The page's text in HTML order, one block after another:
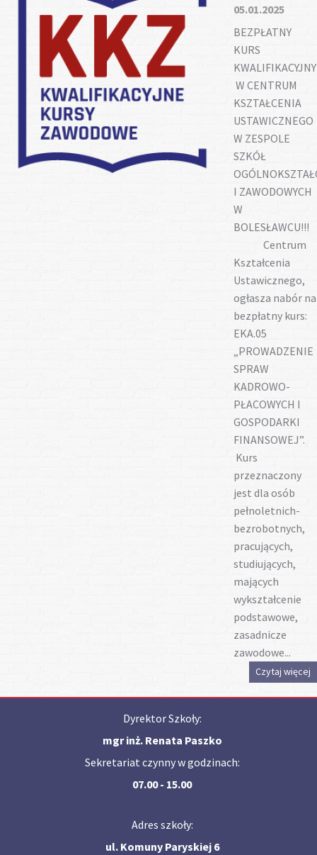
Szkoła
Strefa ucznia
Strefa rodzica
Projekty
05.01.2025
BEZPŁATNY
KURS
KWALIFIKACYJNY
W CENTRUM
KSZTAŁCENIA
USTAWICZNEGO
W ZESPOLE
SZKÓŁ
I ZAWODOWYCH
W
BOLESŁAWCU!!!
Centrum
Kształcenia
Ustawicznego,
ogłasza nabór na
bezpłatny kurs:
EKA.05
„PROWADZENIE
SPRAW
KADROWO-
PŁACOWYCH I
GOSPODARKI
FINANSOWEJ”.
Kurs
przeznaczony
jest dla osób
pełnoletnich-
bezrobotnych,
pracujących,
studiujących,
mających
wykształcenie
podstawowe,
zasadnicze
zawodowe...
Czytaj więcej
Dyrektor Szkoły:
mgr inż. Renata Paszko
Sekretariat czynny w godzinach:
07.00 - 15.00
Adres szkoły:
ul. Komuny Paryskiej 6